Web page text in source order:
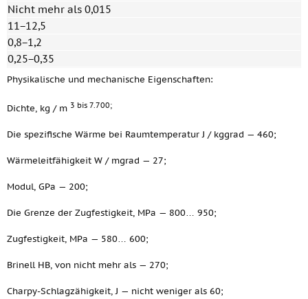
Nicht mehr als 0,015
11−12,5
0,8−1,2
0,25−0,35
Physikalische und mechanische Eigenschaften:
Dichte, kg / m 3 bis 7.700;
Die spezifische Wärme bei Raumtemperatur J / kggrad — 460;
Wärmeleitfähigkeit W / mgrad — 27;
Modul, GPa — 200;
Die Grenze der Zugfestigkeit, MPa — 800… 950;
Zugfestigkeit, MPa — 580… 600;
Brinell HB, von nicht mehr als — 270;
Charpy-Schlagzähigkeit, J — nicht weniger als 60;